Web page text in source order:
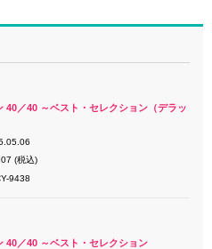
40／40 ～ベスト・セレクション（デラッ
(税込)
9438
40／40 ～ベスト・セレクション